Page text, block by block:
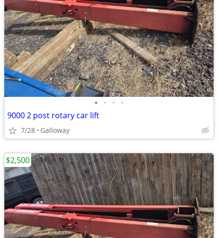
• • • •
9000 2 post rotary car lift
7/28 Galloway
$2,500